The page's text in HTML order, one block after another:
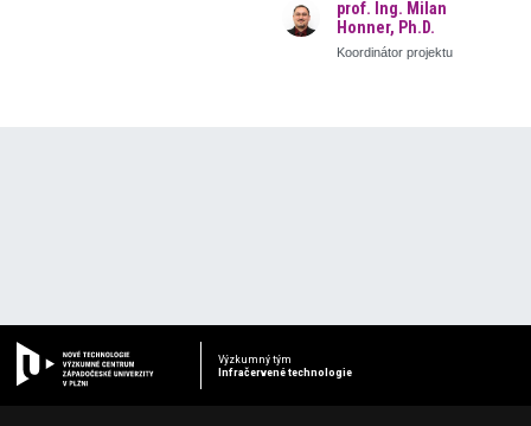
prof. Ing. Milan
Honner, Ph.D.
Koordinátor projektu
Výzkumný tým
Infračervené technologie